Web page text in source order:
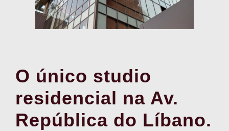
O único studio
residencial na Av.
República do Líbano.